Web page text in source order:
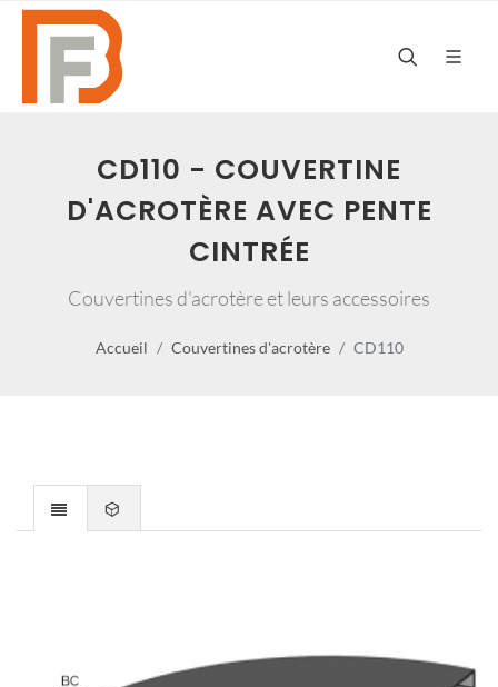
CD110 - COUVERTINE
D'ACROTÈRE AVEC PENTE
CINTRÉE
Couvertines d'acrotère et leurs accessoires
Accueil Couvertines d'acrotère CD110